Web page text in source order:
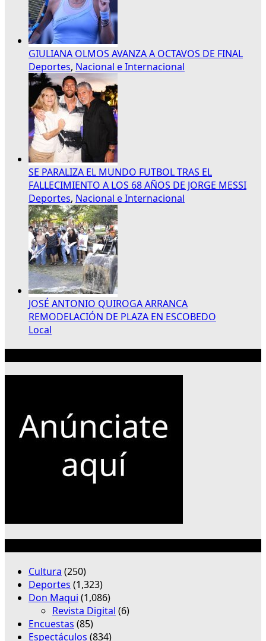
GIULIANA OLMOS AVANZA A OCTAVOS DE FINAL
Deportes, Nacional e Internacional
SE PARALIZA EL MUNDO FUTBOL TRAS EL
FALLECIMIENTO A LOS 68 AÑOS DE JORGE MESSI
Deportes, Nacional e Internacional
JOSÉ ANTONIO QUIROGA ARRANCA
REMODELACIÓN DE PLAZA EN ESCOBEDO
Local
Cultura (250)
Deportes (1,323)
Don Maqui (1,086)
Revista Digital (6)
Encuestas (85)
Espectáculos (834)